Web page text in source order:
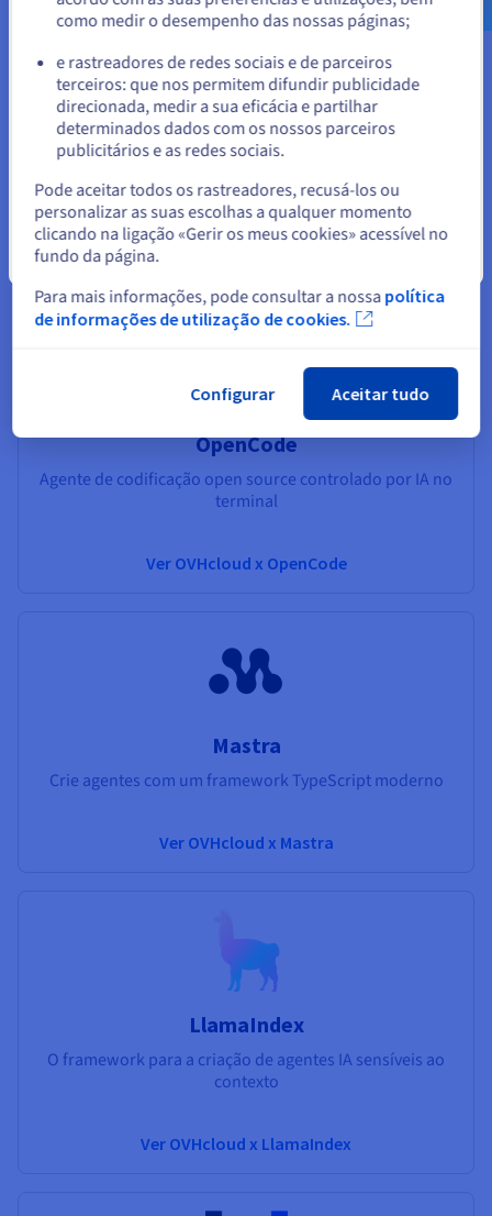
Apache Airflow
Conceber, planear e monitorizar os fluxos de trabalho
por programação
Ver OVHcloud x Apache Airflow
OpenCode
Agente de codificação open source controlado por IA no
terminal
Ver OVHcloud x OpenCode
Mastra
Crie agentes com um framework TypeScript moderno
Ver OVHcloud x Mastra
LlamaIndex
O framework para a criação de agentes IA sensíveis ao
contexto
Ver OVHcloud x LlamaIndex
ou
Ficar no website atual
Selecionar outro website
como medir o desempenho das nossas páginas;
e rastreadores de redes sociais e de parceiros
terceiros: que nos permitem difundir publicidade
direcionada, medir a sua eficácia e partilhar
determinados dados com os nossos parceiros
publicitários e as redes sociais.
Pode aceitar todos os rastreadores, recusá-los ou
personalizar as suas escolhas a qualquer momento
clicando na ligação «Gerir os meus cookies» acessível no
fundo da página.
Para mais informações, pode consultar a nossa política
de informações de utilização de cookies.
Configurar Aceitar tudo